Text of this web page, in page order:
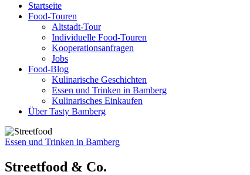
Startseite
Food-Touren
Altstadt-Tour
Individuelle Food-Touren
Kooperationsanfragen
Jobs
Food-Blog
Kulinarische Geschichten
Essen und Trinken in Bamberg
Kulinarisches Einkaufen
Über Tasty Bamberg
Essen und Trinken in Bamberg
Streetfood & Co.